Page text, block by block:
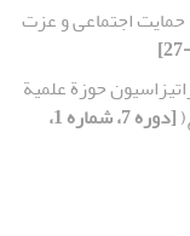
حمایت اجتماعی و عزت
حوزة علمیة
[دوره 7، شماره 1،